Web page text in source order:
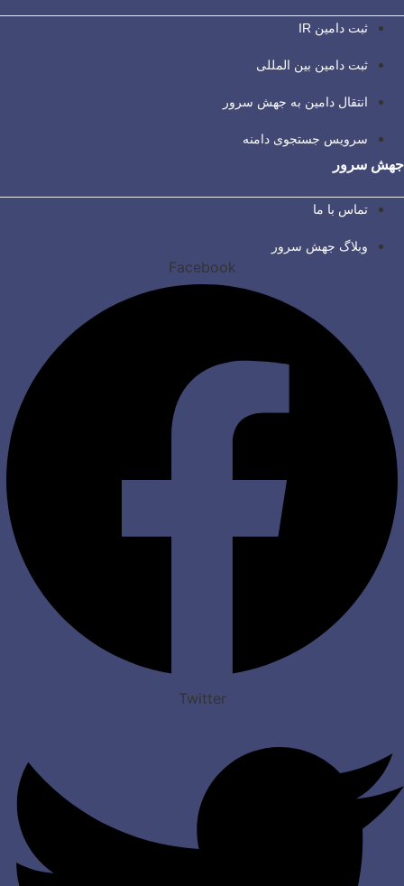
ثبت دامین IR
ثبت دامین بین المللی
انتقال دامین به جهش سرور
سرویس جستجوی دامنه
جهش سرور
تماس با ما
وبلاگ جهش سرور
Facebook
Twitter